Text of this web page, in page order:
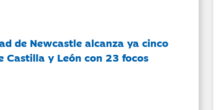
de Newcastle alcanza ya cinco
Castilla y León con 23 focos